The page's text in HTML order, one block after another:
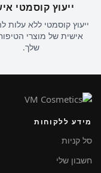
ייעוץ קוסמטי
ייעוץ קוסמטי ללא עלות
אישית של מוצרי
שלך.
מידע ללקוחות
סל קניות
חשבון שלי